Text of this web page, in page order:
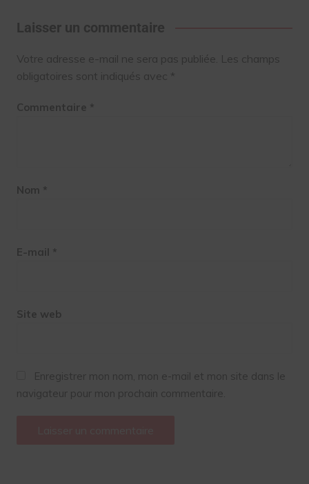
Laisser un commentaire
Votre adresse e-mail ne sera pas publiée. Les champs
obligatoires sont indiqués avec *
Commentaire *
Nom *
E-mail *
Site web
Enregistrer mon nom, mon e-mail et mon site dans le
navigateur pour mon prochain commentaire.